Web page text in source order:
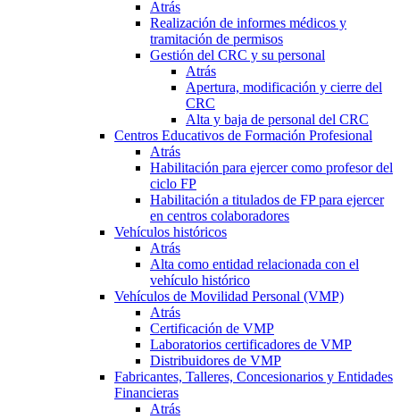
Atrás
Realización de informes médicos y
tramitación de permisos
Gestión del CRC y su personal
Atrás
Apertura, modificación y cierre del
CRC
Alta y baja de personal del CRC
Centros Educativos de Formación Profesional
Atrás
Habilitación para ejercer como profesor del
ciclo FP
Habilitación a titulados de FP para ejercer
en centros colaboradores
Vehículos históricos
Atrás
Alta como entidad relacionada con el
vehículo histórico
Vehículos de Movilidad Personal (VMP)
Atrás
Certificación de VMP
Laboratorios certificadores de VMP
Distribuidores de VMP
Fabricantes, Talleres, Concesionarios y Entidades
Financieras
Atrás